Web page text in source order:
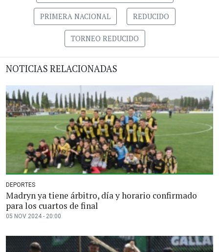
PRIMERA NACIONAL REDUCIDO
TORNEO REDUCIDO
NOTICIAS RELACIONADAS
DEPORTES
Madryn ya tiene árbitro, día y horario confirmado
para los cuartos de final
05 NOV 2024 - 20:00